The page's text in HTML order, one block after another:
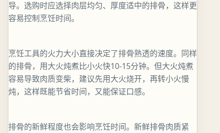
导。选购时应选择肉层均匀、厚度适中的排骨，这样更
容易控制烹饪时间。
烹饪工具的火力大小直接决定了排骨熟透的速度。同样
的排骨，用大火炖煮比小火快10-15分钟。但大火炖煮
容易导致肉质变柴，建议先用大火烧开，再转小火慢
炖，这样既能节省时间，又能保证口感。
排骨的新鲜程度也会影响烹饪时间。新鲜排骨肉质紧